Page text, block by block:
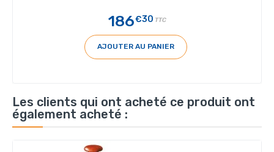
186€30 TTC
AJOUTER AU PANIER
Les clients qui ont acheté ce produit ont
également acheté :